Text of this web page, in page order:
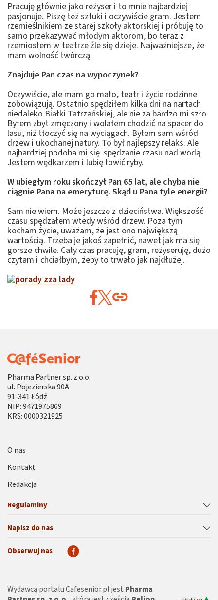
Pracuję głównie jako reżyser i to mnie najbardziej
pasjonuje. Piszę też sztuki i oczywiście gram. Jestem
rzemieślnikiem ze starej szkoły aktorskiej i próbuję to
samo przekazywać młodym aktorom, bo teraz z
rzemiosłem w teatrze źle się dzieje. Najważniejsze, że
mam wolność twórczą.
Znajduje Pan czas na wypoczynek?
Oczywiście, ale mam go mało, teatr i życie rodzinne
zobowiązują. Ostatnio spędziłem kilka dni na nartach
niedaleko Białki Tatrzańskiej, ale nie za bardzo mi szło.
Byłem zbyt zmęczony i wolałem chodzić na spacer do
lasu, niż tłoczyć się na wyciągach. Byłem sam wśród
drzew i ukochanej natury. To był najlepszy relaks. Ale
najbardziej podoba mi się spędzanie czasu nad wodą.
Jestem wędkarzem i lubię łowić ryby.
W ubiegłym roku skończył Pan 65 lat, ale chyba nie
ciągnie Pana na emeryturę. Skąd u Pana tyle energii?
Sam nie wiem. Może jeszcze z dzieciństwa. Większość
czasu spędzałem wtedy wśród drzew. Poza tym
kocham życie, uważam, że jest ono największą
wartością. Trzeba je jakoś zapełnić, nawet jak ma się
gorsze chwile. Cały czas pracuję, gram, reżyseruję, dużo
czytam i chciałbym, żeby to trwało jak najdłużej.
Pharma Partner sp. z o.o.
ul. Pojezierska 90A
91-341 Łódź
NIP: 9471975869
KRS: 0000321925
Regulaminy
Napisz do nas
O nas
Kontakt
Redakcja
Obserwuj nas
Wydawcą portalu Cafesenior.pl jest Pharma